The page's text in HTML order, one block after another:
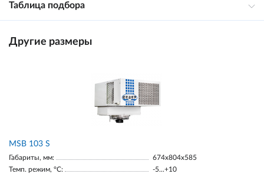
Таблица подбора
Другие размеры
MSB 103 S
Габариты, мм:
674х804х585
Темп. режим, °С:
-5...+10